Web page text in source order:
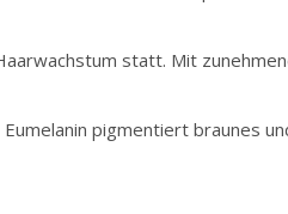
statt. Mit
pigmentiert braunes